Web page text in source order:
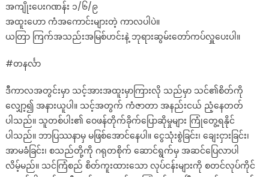
အကျိုးပေးဂဏန်း ၁/၆/၉
အထူးဟော ကံအကောင်းများတဲ့ ကာလပါပဲ။
ယတြာ ကြက်အသည်းအမြစ်ဟင်းနဲ့ ဘုရားဆွမ်းတော်ကပ်လှူပေးပါ။
#တနင်္လာ
ဒီကာလအတွင်းမှာ သင့်အားအထူးမှာကြားလို သည်မှာ သင်၏စိတ်ကို
လျှော့၍ အနားယူပါ။ သင့်အတွက် ကံဇာတာ အနည်းငယ် ညံ့နေတတ်
ပါသည်။ သူတစ်ပါး၏ ဝေဖန်တိုက်ခိုက်ပြောဆိုမှုများ ကြုံတွေ့ရနိုင်
ပါသည်။ ဘာပြဿနာမှ မဖြစ်အောင်နေပါ။ ငွေသုံးစွဲခြင်း၊ ချေးငှားခြင်း၊
အာမခံခြင်း၊ စသည်တို့ကို ဂရုတစိုက် ဆောင်ရွက်မှ အဆင်ပြေလာပါ
လိမ့်မည်။ သင်ကြံစည် စိတ်ကူးထားသော လုပ်ငန်းများကို စတင်လုပ်ကိုင်